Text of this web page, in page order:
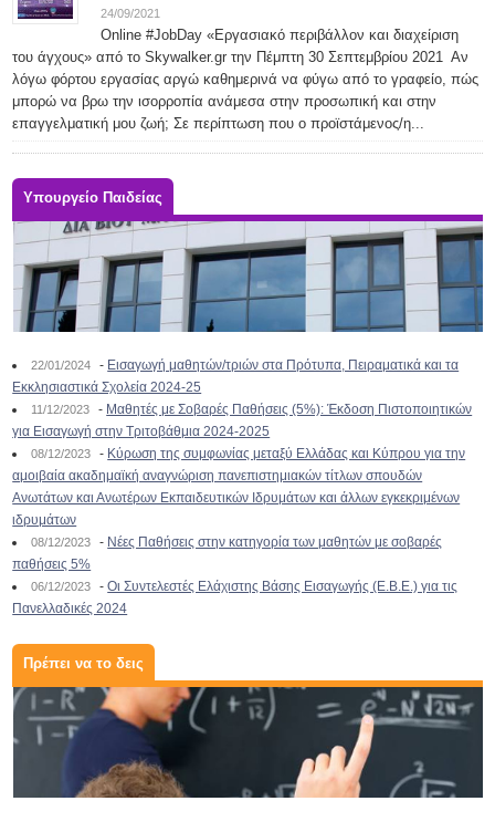
24/09/2021
Online #JobDay «Εργασιακό περιβάλλον και διαχείριση
του άγχους» από το Skywalker.gr την Πέμπτη 30 Σεπτεμβρίου 2021 Αν
λόγω φόρτου εργασίας αργώ καθημερινά να φύγω από το γραφείο, πώς
μπορώ να βρω την ισορροπία ανάμεσα στην προσωπική και στην
επαγγελματική μου ζωή; Σε περίπτωση που ο προϊστάμενος/η...
Υπουργείο Παιδείας
22/01/2024 - Εισαγωγή μαθητών/τριών στα Πρότυπα, Πειραματικά και τα
Εκκλησιαστικά Σχολεία 2024-25
11/12/2023 - Μαθητές με Σοβαρές Παθήσεις (5%): Έκδοση Πιστοποιητικών
για Εισαγωγή στην Τριτοβάθμια 2024-2025
08/12/2023 - Κύρωση της συμφωνίας μεταξύ Ελλάδας και Κύπρου για την
αμοιβαία ακαδημαϊκή αναγνώριση πανεπιστημιακών τίτλων σπουδών
Ανωτάτων και Ανωτέρων Εκπαιδευτικών Ιδρυμάτων και άλλων εγκεκριμένων
ιδρυμάτων
08/12/2023 - Νέες Παθήσεις στην κατηγορία των μαθητών με σοβαρές
παθήσεις 5%
06/12/2023 -Οι Συντελεστές Ελάχιστης Βάσης Εισαγωγής (Ε.Β.Ε.) για τις
Πανελλαδικές 2024
Πρέπει να το δεις